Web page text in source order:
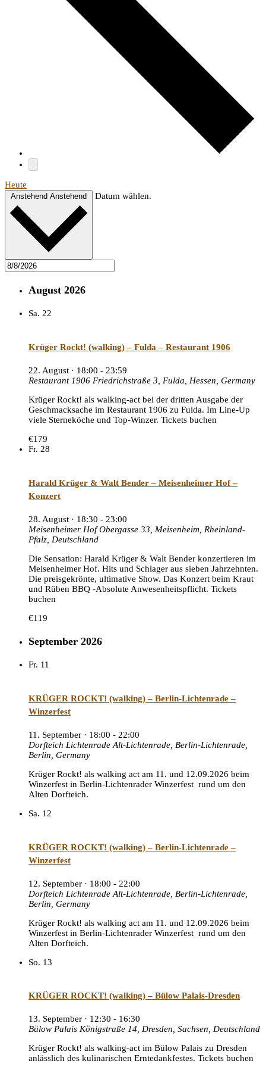
Heute
Anstehend Anstehend Datum wählen.
August 2026
Sa. 22
Krüger Rockt! (walking) – Fulda – Restaurant 1906
22. August · 18:00 - 23:59
Restaurant 1906 Friedrichstraße 3, Fulda, Hessen, Germany
Krüger Rockt! als walking-act bei der dritten Ausgabe der
Geschmacksache im Restaurant 1906 zu Fulda. Im Line-Up
viele Sterneköche und Top-Winzer. Tickets buchen
€179
Fr. 28
Harald Krüger & Walt Bender – Meisenheimer Hof –
Konzert
28. August · 18:30 - 23:00
Meisenheimer HofObergasse 33, Meisenheim, Rheinland-
Pfalz, Deutschland
Die Sensation: Harald Krüger & Walt Bender konzertieren im
Meisenheimer Hof. Hits und Schlager aus sieben Jahrzehnten.
Die preisgekrönte, ultimative Show. Das Konzert beim Kraut
und Rüben BBQ -Absolute Anwesenheitspflicht. Tickets
buchen
€119
September 2026
Fr. 11
KRÜGER ROCKT! (walking) – Berlin-Lichtenrade –
Winzerfest
11. September · 18:00 - 22:00
Dorfteich Lichtenrade Alt-Lichtenrade, Berlin-Lichtenrade,
Berlin, Germany
Krüger Rockt! als walking act am 11. und 12.09.2026 beim
Winzerfest in Berlin-Lichtenrader Winzerfest rund um den
Alten Dorfteich.
Sa. 12
KRÜGER ROCKT! (walking) – Berlin-Lichtenrade –
Winzerfest
12. September · 18:00 - 22:00
Dorfteich Lichtenrade Alt-Lichtenrade, Berlin-Lichtenrade,
Berlin, Germany
Krüger Rockt! als walking act am 11. und 12.09.2026 beim
Winzerfest in Berlin-Lichtenrader Winzerfest rund um den
Alten Dorfteich.
So. 13
KRÜGER ROCKT! (walking) – Bülow Palais-Dresden
13. September · 12:30 - 16:30
Bülow Palais Königstraße 14, Dresden, Sachsen, Deutschland
Krüger Rockt! als walking-act im Bülow Palais zu Dresden
anlässlich des kulinarischen Erntedankfestes. Tickets buchen